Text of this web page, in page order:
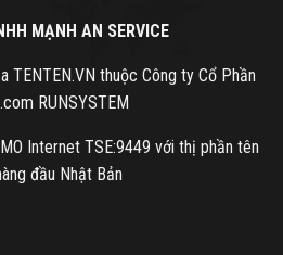
MẠNH AN SERVICE
thuộc Công ty Cổ Phần
RUNSYSTEM
Internet TSE:9449 với thị phần tên
đầu Nhật Bản